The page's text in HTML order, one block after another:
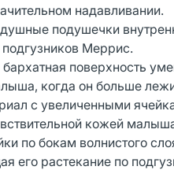
надавливании.
подушечки
Меррис.
поверхность
когда он больше
с увеличенными
кожей
по бокам волнистого
его растекание по